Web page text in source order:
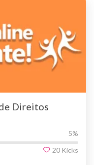
Direitos
5%
20 Kicks